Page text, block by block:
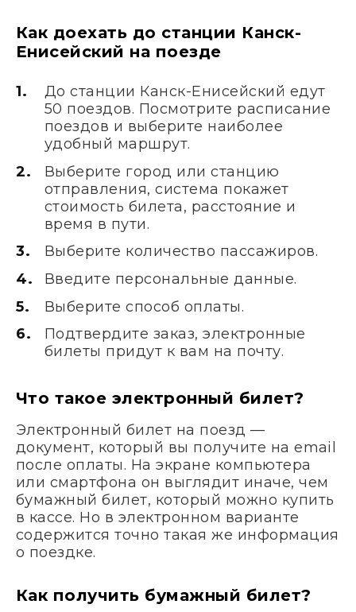
Как доехать до станции Канск-
Енисейский на поезде
До станции Канск-Енисейский едут
50 поездов. Посмотрите расписание
поездов и выберите наиболее
удобный маршрут.
Выберите город или станцию
отправления, система покажет
стоимость билета, расстояние и
время в пути.
Выберите количество пассажиров.
Введите персональные данные.
Выберите способ оплаты.
Подтвердите заказ, электронные
билеты придут к вам на почту.
Что такое электронный билет?
Электронный билет на поезд —
документ, который вы получите на email
после оплаты. На экране компьютера
или смартфона он выглядит иначе, чем
бумажный билет, который можно купить
в кассе. Но в электронном варианте
содержится точно такая же информация
о поездке.
Как получить бумажный билет?